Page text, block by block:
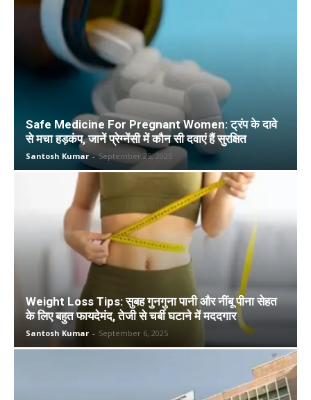
Safe Medicine For Pregnant Women: ट्रंप के दावे
से मचा हड़कंप, जानें प्रेग्नेंसी में कौन सी दवाएं हैं सुरक्षित
Santosh Kumar - September 25, 2025
Weight Loss Tips: सुबह गुनगुना पानी और नींबू पीना सेहत
के लिए बहुत फायदेमंद, तेजी से चर्बी घटाने में मददगार
Santosh Kumar - September 6, 2025